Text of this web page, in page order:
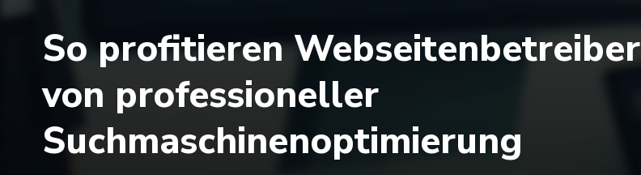
So profitieren Webseitenbetreiber
von professioneller
Suchmaschinenoptimierung